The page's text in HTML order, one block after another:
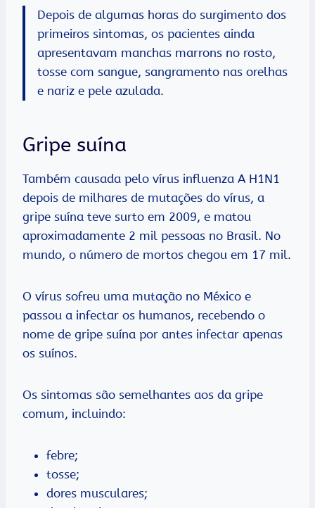
Depois de algumas horas do surgimento dos
primeiros sintomas, os pacientes ainda
apresentavam manchas marrons no rosto,
tosse com sangue, sangramento nas orelhas
e nariz e pele azulada.
Gripe suína
Também causada pelo vírus influenza A H1N1
depois de milhares de mutações do vírus, a
gripe suína teve surto em 2009, e matou
aproximadamente 2 mil pessoas no Brasil. No
mundo, o número de mortos chegou em 17 mil.
O vírus sofreu uma mutação no México e
passou a infectar os humanos, recebendo o
nome de gripe suína por antes infectar apenas
os suínos.
Os sintomas são semelhantes aos da gripe
comum, incluindo:
febre;
tosse;
dores musculares;